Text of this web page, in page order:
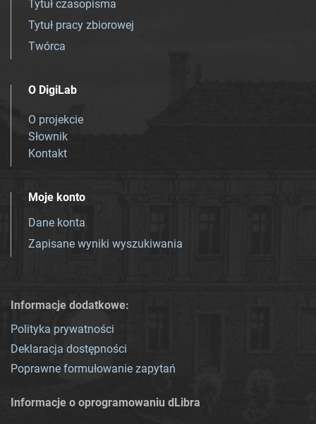
Tytuł czasopisma
Tytuł pracy zbiorowej
Twórca
O DigiLab
O projekcie
Słownik
Kontakt
Moje konto
Dane konta
Zapisane wyniki wyszukiwania
Informacje dodatkowe:
Polityka prywatności
Deklaracja dostępności
Poprawne formułowanie zapytań
Informacje o oprogramowaniu dLibra